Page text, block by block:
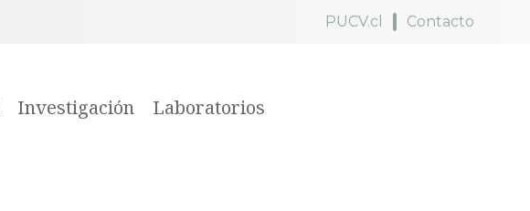
PUCV.cl Contacto
Investigación
Laboratorios